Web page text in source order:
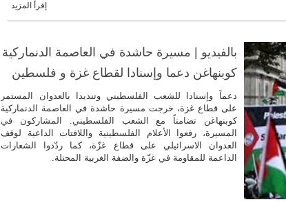
إقرأ المزيد
بالفيديو | مسيرة حاشدة في العاصمة الدنماركية
كوبنهاغن دعما وإسنادا لقطاع غزة و فلسطين
دعماً وإسنادا للشعب الفلسطيني وتنديدا بالعدوان المستمر
على قطاع غزة، خرجت مسيرة حاشدة في العاصمة الدنماركية
كوبنهاغن تضامناً مع الشعب الفلسطيني. المشاركون في
المسيرة، رفعوا الأعلام الفلسطينية واللافتات الداعية لوقف
العدوان الاسرائيلي على قطاع غزّة، كما ردّدوا الشعارات
الداعمة للمقاومة في غزّة والضفة الغربية المحتلة.